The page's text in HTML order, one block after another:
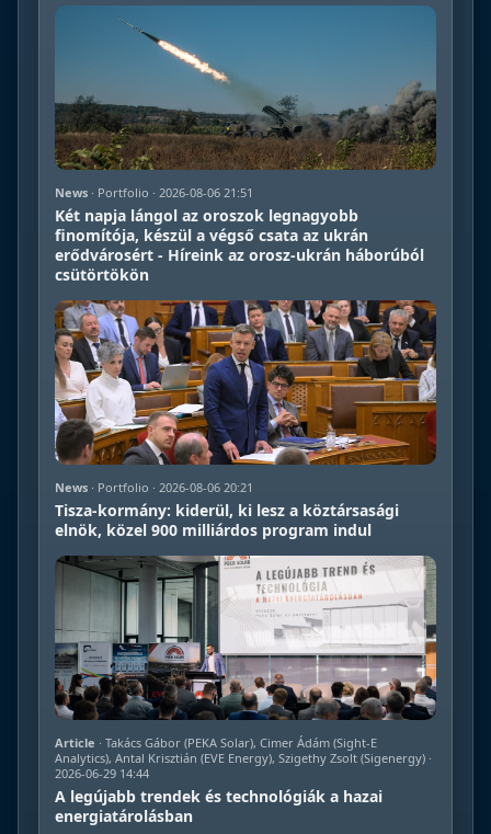
News · Portfolio · 2026-08-06 21:51
Két napja lángol az oroszok legnagyobb
finomítója, készül a végső csata az ukrán
erődvárosért - Híreink az orosz-ukrán háborúból
csütörtökön
News · Portfolio · 2026-08-06 20:21
Tisza-kormány: kiderül, ki lesz a köztársasági
elnök, közel 900 milliárdos program indul
Article · Takács Gábor (PEKA Solar), Cimer Ádám (Sight-E
Analytics), Antal Krisztián (EVE Energy), Szigethy Zsolt (Sigenergy) ·
2026-06-29 14:44
A legújabb trendek és technológiák a hazai
energiatárolásban